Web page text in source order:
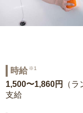
時給 ※1
1,500〜1,860円
（
支給